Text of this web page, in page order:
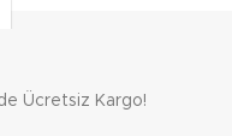
Ücretsiz Kargo!